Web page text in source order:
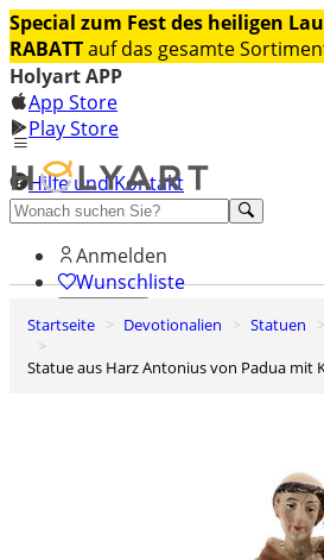
Special zum Fest des heiligen
RABATTauf das gesamte
Holyart APP
App Store
Play Store
Hilfe und Kontakt
Entdecken Sie Premium
Anmelden
Wunschliste
0
Startseite Devotionalien Statuen
Statue aus Harz Antonius von Padua mit